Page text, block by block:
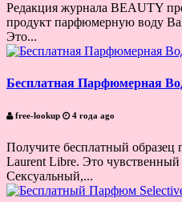
Редакция журнала BEAUTY
продукт парфюмерную воду
Это...
Бесплатная Парфюмерная
free-lookup 4 года ago
Получите бесплатный
Laurent Libre. Это чувственный
Сексуальный,...